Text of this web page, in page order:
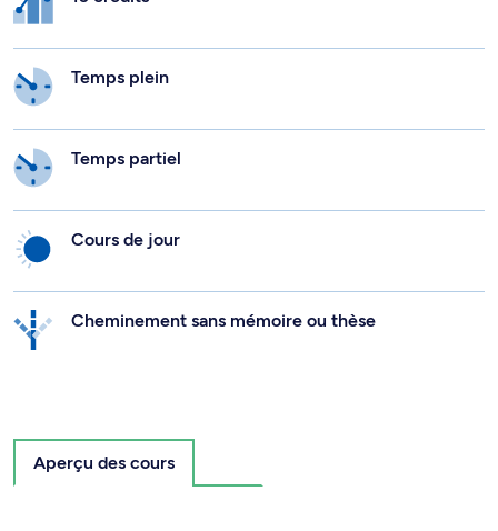
Temps plein
Temps partiel
Cours de jour
Cheminement sans mémoire ou thèse
Aperçu des cours